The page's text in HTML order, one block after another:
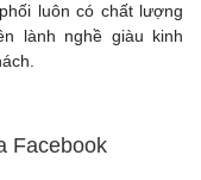
luôn có chất lượng
lành nghề giàu kinh
Facebook